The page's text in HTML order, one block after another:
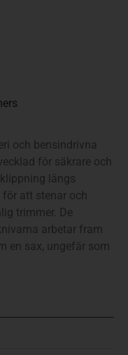
och bensindrivna
för säkrare och
längs
att stenar och
trimmer. De
arbetar fram
en sax, ungefär som